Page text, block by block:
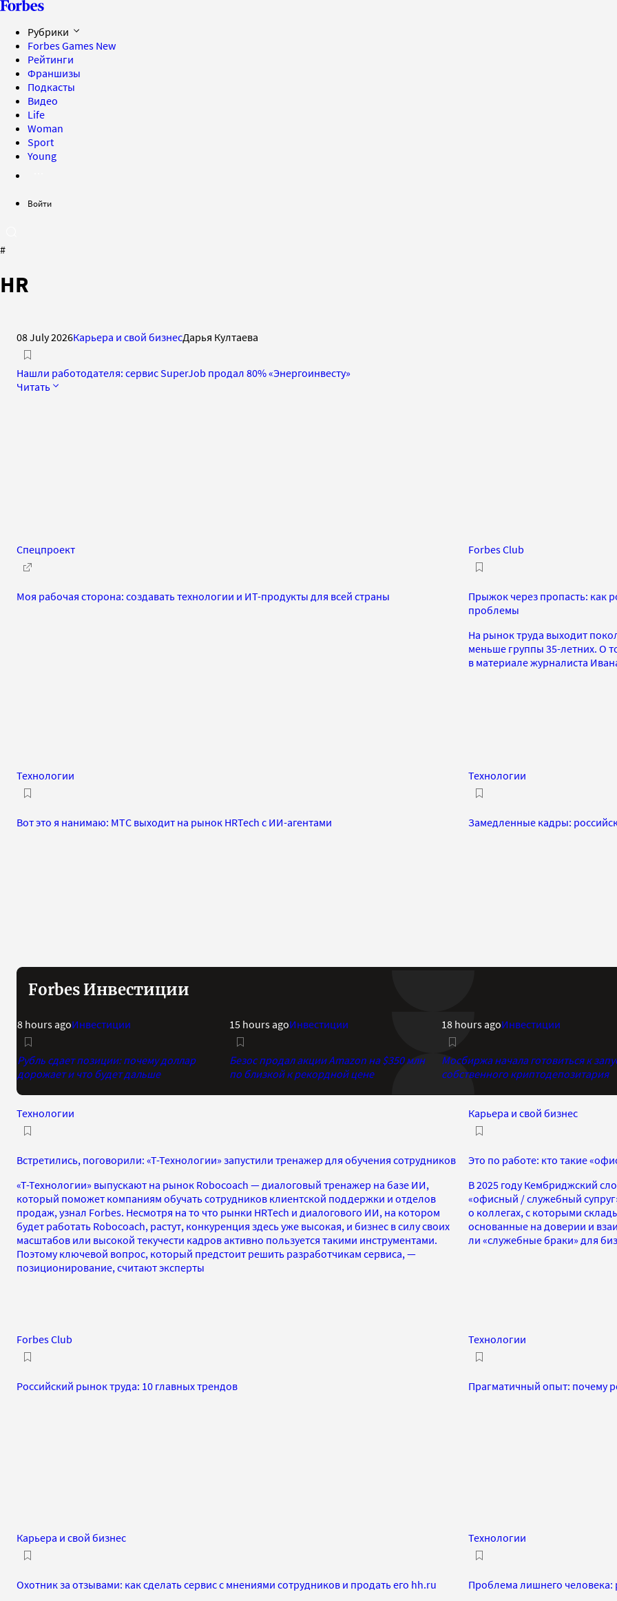
Рубрики
Forbes Games New
Рейтинги
Франшизы
Подкасты
Видео
Life
Woman
Sport
Young
Войти
#
HR
08 July 2026Карьера и свой бизнесДарья Култаева
Нашли работодателя: сервис SuperJob продал 80% «Энергоинвесту»
Читать
Спецпроект
Моя рабочая сторона: создавать технологии и ИТ-продукты для всей страны
Forbes Club
Прыжок через пропасть: как
проблемы
На рынок труда выходит
меньше группы 35-летних. О
в материале журналиста
Технологии
Вот это я нанимаю: МТС выходит на рынок HRTech с ИИ-агентами
Технологии
Замедленные кадры:
Forbes Инвестиции
8 hours agoИнвестиции
Рубль сдает позиции: почему доллар
дорожает и что будет дальше
15 hours agoИнвестиции
Безос продал акции Amazon на $350 млн
по близкой к рекордной цене
18 hours agoИнвестиции
Мосбиржа начала готовиться к
собственного криптодепозитария
Технологии
Встретились, поговорили: «Т-Технологии» запустили тренажер для обучения сотрудников
«Т-Технологии» выпускают на рынок Robocoach — диалоговый тренажер на базе ИИ,
который поможет компаниям обучать сотрудников клиентской поддержки и отделов
продаж, узнал Forbes. Несмотря на то что рынки HRTech и диалогового ИИ, на котором
будет работать Robocoach, растут, конкуренция здесь уже высокая, и бизнес в силу своих
масштабов или высокой текучести кадров активно пользуется такими инструментами.
Поэтому ключевой вопрос, который предстоит решить разработчикам сервиса, —
позиционирование, считают эксперты
Карьера и свой бизнес
Это по работе: кто такие
В 2025 году Кембриджский
«офисный / служебный
о коллегах, с которыми
основанные на доверии и
ли «служебные браки» для
Forbes Club
Российский рынок труда: 10 главных трендов
Технологии
Прагматичный опыт: почему
Карьера и свой бизнес
Охотник за отзывами: как сделать сервис с мнениями сотрудников и продать его hh.ru
Технологии
Проблема лишнего человека: